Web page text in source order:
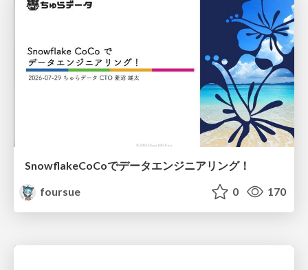
SnowflakeCoCoでデータエンジニアリング！
foursue
0 170